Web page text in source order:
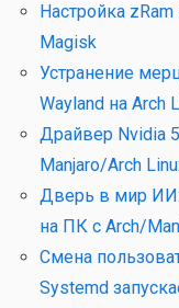
Настройка
Magisk
Устранение
Wayland на Arch
Драйвер Nvidia
Manjaro/Arch
Дверь в мир ИИ:
на ПК с Arch/
Смена
Systemd